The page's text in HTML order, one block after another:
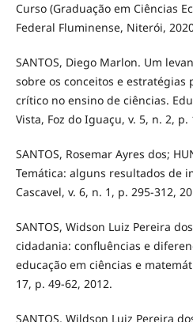
Curso (Graduação em Ciências
Federal Fluminense, Niterói,
SANTOS, Diego Marlon. Um
sobre os conceitos e
crítico no ensino de ciências.
Vista, Foz do Iguaçu, v. 5, n. 2, p.
SANTOS, Rosemar Ayres dos;
Temática: alguns resultados de
Cascavel, v. 6, n. 1, p. 295-312,
SANTOS, Widson Luiz Pereira
cidadania: confluências e
educação em ciências e
17, p. 49-62, 2012.
SANTOS, Wildson Luiz Pereira